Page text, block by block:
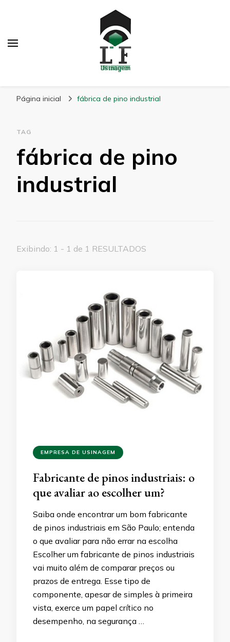
Página inicial fábrica de pino industrial
TAG
fábrica de pino
industrial
Exibindo: 1 - 1 de 1 RESULTADOS
EMPRESA DE USINAGEM
Fabricante de pinos industriais: o
que avaliar ao escolher um?
Saiba onde encontrar um bom fabricante
de pinos industriais em São Paulo; entenda
o que avaliar para não errar na escolha
Escolher um fabricante de pinos industriais
vai muito além de comparar preços ou
prazos de entrega. Esse tipo de
componente, apesar de simples à primeira
vista, exerce um papel crítico no
desempenho, na segurança …